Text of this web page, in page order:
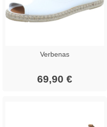
Verbenas
69,90 €